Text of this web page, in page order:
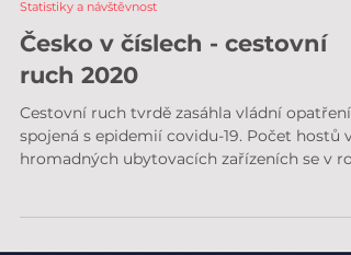
Statistiky a návštěvnost
Česko v číslech - cestovní
ruch 2020
Cestovní ruch tvrdě zasáhla vládní opatření
2020...